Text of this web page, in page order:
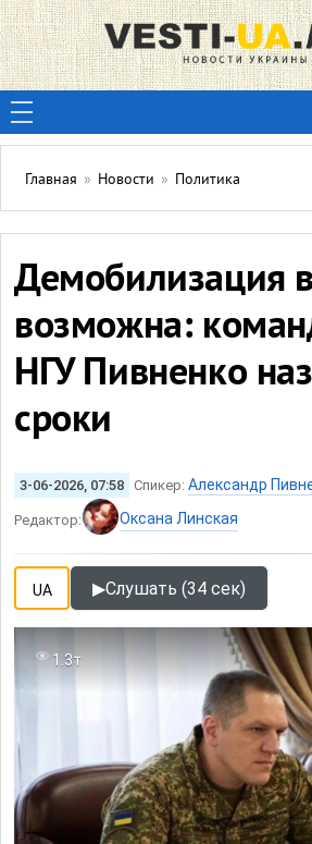
Главная » Новости » Политика
Демобилизация
возможна:
НГУ Пивненко
сроки
3-06-2026, 07:58 Спикер: Александр
Редактор: Оксана Линская
UA ▶Слушать (34 сек)
1.3т